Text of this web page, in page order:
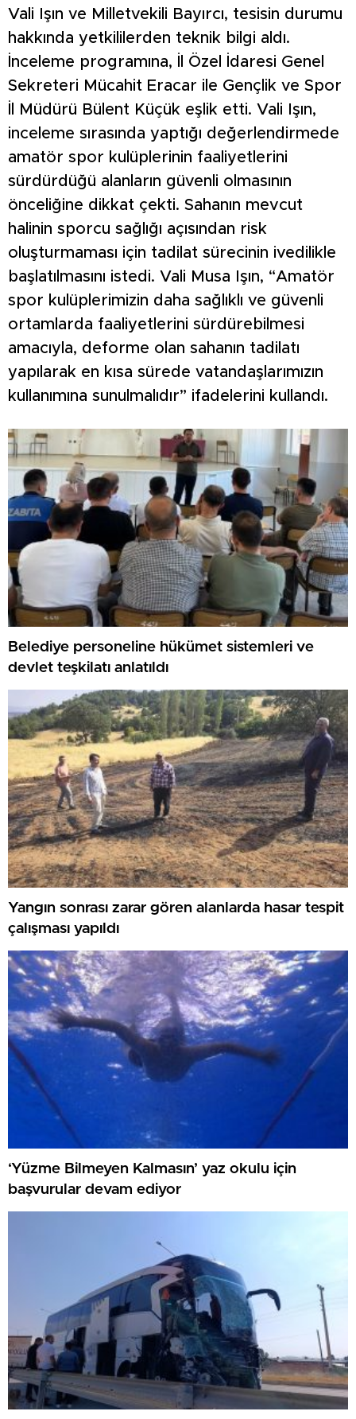
Vali Işın ve Milletvekili Bayırcı, tesisin durumu
hakkında yetkililerden teknik bilgi aldı.
İnceleme programına, İl Özel İdaresi Genel
Sekreteri Mücahit Eracar ile Gençlik ve Spor
İl Müdürü Bülent Küçük eşlik etti. Vali Işın,
inceleme sırasında yaptığı değerlendirmede
amatör spor kulüplerinin faaliyetlerini
sürdürdüğü alanların güvenli olmasının
önceliğine dikkat çekti. Sahanın mevcut
halinin sporcu sağlığı açısından risk
oluşturmaması için tadilat sürecinin ivedilikle
başlatılmasını istedi. Vali Musa Işın, “Amatör
spor kulüplerimizin daha sağlıklı ve güvenli
ortamlarda faaliyetlerini sürdürebilmesi
amacıyla, deforme olan sahanın tadilatı
yapılarak en kısa sürede vatandaşlarımızın
kullanımına sunulmalıdır” ifadelerini kullandı.
Belediye personeline hükümet sistemleri ve
devlet teşkilatı anlatıldı
Yangın sonrası zarar gören alanlarda hasar tespit
çalışması yapıldı
‘Yüzme Bilmeyen Kalmasın’ yaz okulu için
başvurular devam ediyor